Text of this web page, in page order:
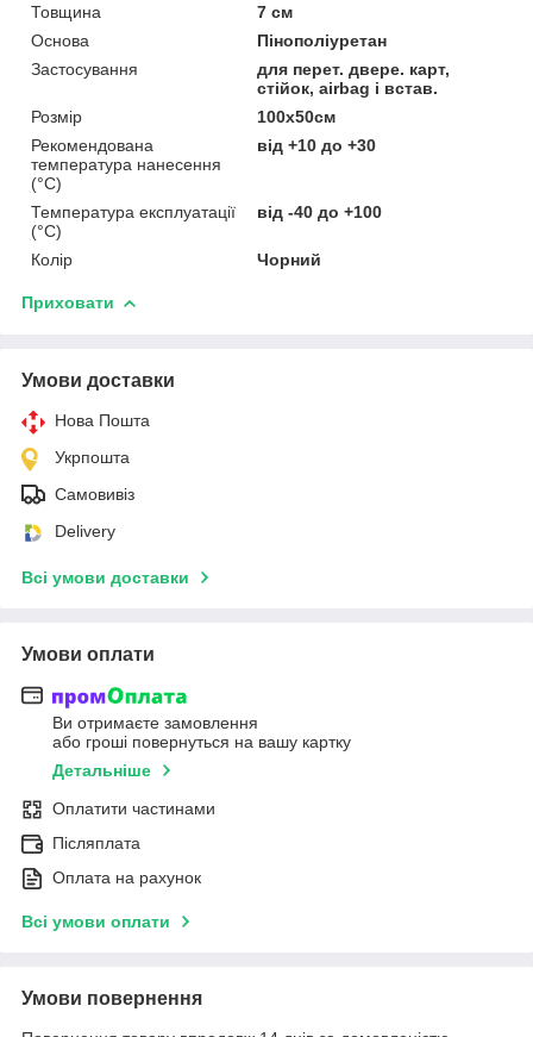
Товщина
7 см
Основа
Пінополіуретан
Застосування
для перет. двере. карт,
стійок, airbag і встав.
Розмір
100х50см
Рекомендована
температура нанесення
(°С)
від +10 до +30
Температура експлуатації
(°С)
від -40 до +100
Колір Чорний
Приховати
Умови доставки
Нова Пошта
Укрпошта
Самовивіз
Delivery
Всі умови доставки
Умови оплати
Ви отримаєте замовлення
або гроші повернуться на вашу картку
Детальніше
Оплатити частинами
Післяплата
Оплата на рахунок
Всі умови оплати
Умови повернення